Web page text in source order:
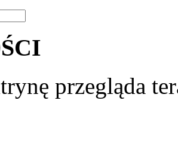
przegląda